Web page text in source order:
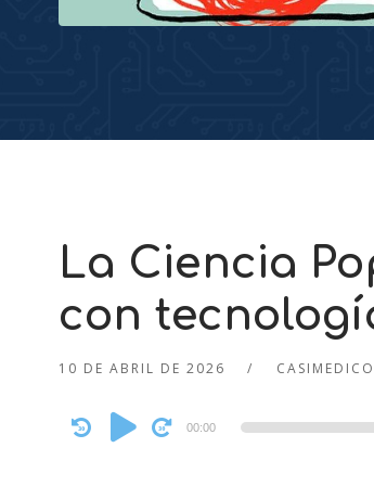
La Ciencia
con
10 DE ABRIL DE 2026
Audio
Player
00:00